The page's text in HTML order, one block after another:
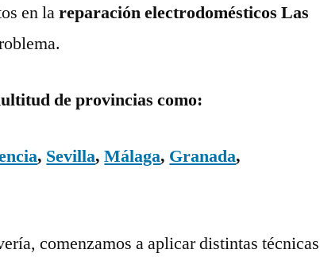
en lareparación electrodomésticos Las
de provincias como:
, Sevilla,Málaga, Granada,
comenzamos a aplicar distintas técnicas